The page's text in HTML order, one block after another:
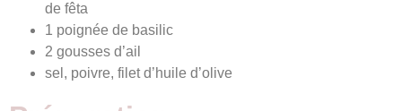
de fêta
1 poignée de basilic
2 gousses d’ail
sel, poivre, filet d’huile d’olive